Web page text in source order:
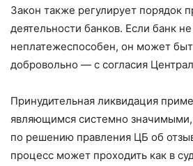
Закон также регулирует порядок
деятельности банков. Если банк не
неплатежеспособен, он может
добровольно — с согласия
Принудительная ликвидация
являющимся системно значимыми,
по решению правления ЦБ об
процесс может проходить как в